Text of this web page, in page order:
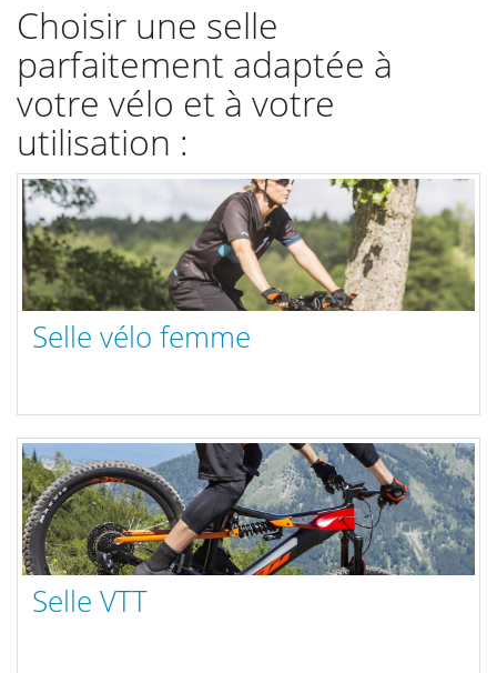
Choisir une selle
parfaitement adaptée à
votre vélo et à votre
utilisation :
Selle vélo femme
Selle VTT